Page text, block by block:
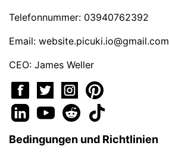
Telefonnummer: 03940762392
Email: website.picuki.io@gmail.com
CEO: James Weller
Bedingungen und Richtlinien